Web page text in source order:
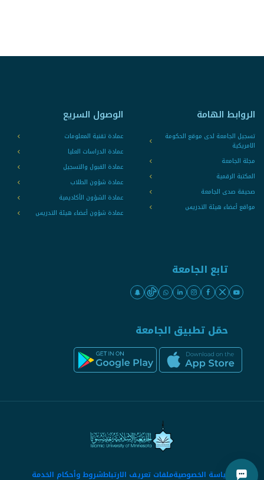
الروابط الهامة
تسجيل الجامعة لدى موقع الحكومة
الامريكية
مجلة الجامعة
المكتبة الرقمية
صحيفة صدى الجامعة
مواقع أعضاء هيئة التدريس
الوصول السريع
عمادة تقنية المعلومات
عمادة الدراسات العليا
عمادة القبول والتسجيل
عمادة شؤون الطلاب
عمادة الشؤون الأكاديمية
عمادة شؤون أعضاء هيئة التدريس
تابع الجامعة
حمّل تطبيق الجامعة
سياسة الخصوصيةملفات تعريف الارتباطشروط وأحكام الخدمة